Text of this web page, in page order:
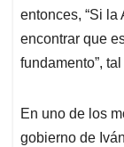
entonces, “Si la
encontrar que
fundamento”,
En uno de los
gobierno de